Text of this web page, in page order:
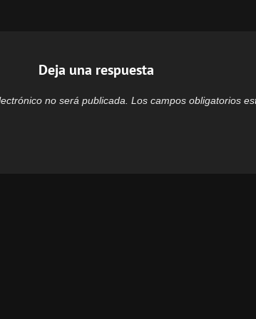
Deja una respuesta
no será publicada. Los campos obligatorios